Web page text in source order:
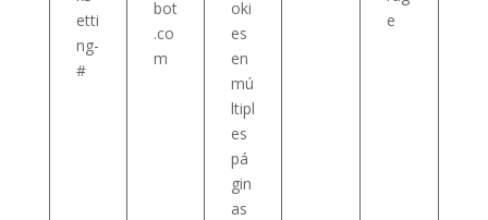
etti
ng-
#
bot
.co
m
oki
es
en
mú
ltipl
es
pá
gin
as
e